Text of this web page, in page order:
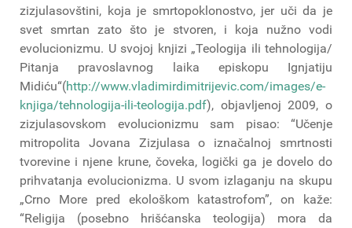
zizjulasovštini, koja je smrtopoklonostvo, jer uči da je
svet smrtan zato što je stvoren, i koja nužno vodi
evolucionizmu. U svojoj knjizi „Teologija ili tehnologija/
Pitanja pravoslavnog laika episkopu Ignjatiju
Midiću“(http://www.vladimirdimitrijevic.com/images/e-
knjiga/tehnologija-ili-teologija.pdf), objavljenoj 2009, o
zizjulasovskom evolucionizmu sam pisao: “Učenje
mitropolita Jovana Zizjulasa o iznačalnoj smrtnosti
tvorevine i njene krune, čoveka, logički ga je dovelo do
prihvatanja evolucionizma. U svom izlaganju na skupu
„Crno More pred ekološkom katastrofom”, on kaže:
“Religija (posebno hrišćanska teologija) mora da